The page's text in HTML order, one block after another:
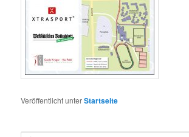
Veröffentlicht unterStartseite